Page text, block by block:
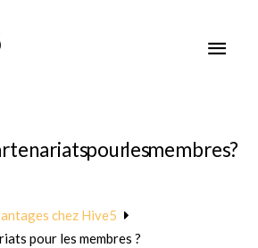
pour les membres ?
chez Hive5
pour les membres ?